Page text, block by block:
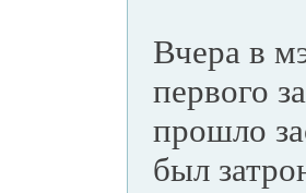
Вчера в
первого
прошло
был